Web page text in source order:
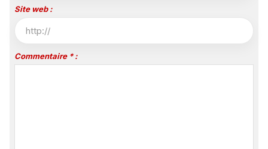
Site web :
Commentaire * :